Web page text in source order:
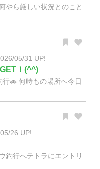
やら厳しい状況とのこと
05/31 UP!
！(^^)
🚗 何時もの場所へ今日
26 UP!
釣行へテトラにエントリ